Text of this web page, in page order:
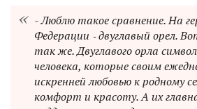
- Люблю такое сравнение. На
Федерации ‑ двуглавый орел.
так же. Двуглавого орла
человека, которые своим
искренней любовью к родному
комфорт и красоту. А их